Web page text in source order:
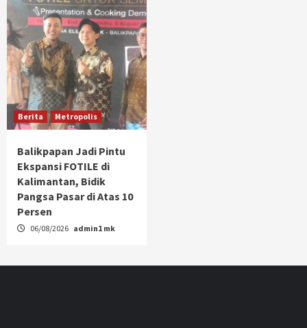
Berita Metropolis
Balikpapan Jadi Pintu
Ekspansi FOTILE di
Kalimantan, Bidik
Pangsa Pasar di Atas 10
Persen
06/08/2026 admin1 mk